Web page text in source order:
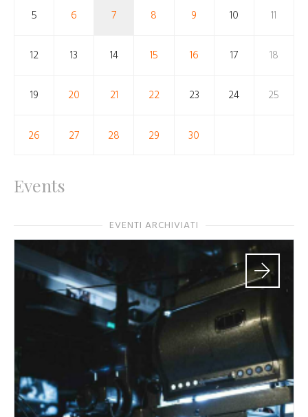
5 6 7 8 9 10 11
12 13 14 15 16 17 18
19 20 21 22 23 24 25
26 27 28 29 30
Events
EVENTI ARCHIVIATI